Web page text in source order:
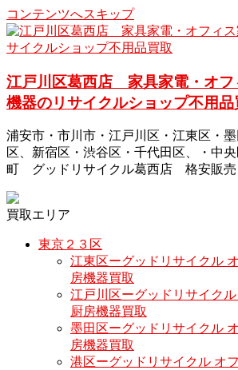
コンテンツへスキップ
江戸川区葛西店 家具家電・オフ
機器のリサイクルショップ不用品
浦安市・市川市・江戸川区・江東区・
区、新宿区・渋谷区・千代田区、・中
町 グッドリサイクル葛西店 格安販売
買取エリア
東京２３区
江東区ーグッドリサイクル
房機器買取
江戸川区ーグッドリサイク
厨房機器買取
墨田区ーグッドリサイクル
房機器買取
港区ーグッドリサイクル オ